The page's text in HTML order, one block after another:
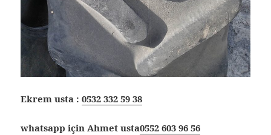
Ekrem usta :0532 332 59 38
whatsapp için Ahmet usta0552 603 96 56